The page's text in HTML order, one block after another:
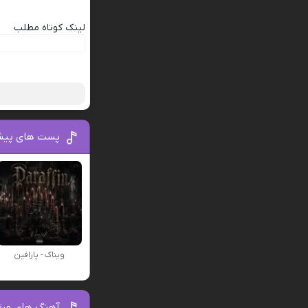
لینک کوتاه مطلب
پست های
ویناک - پارافین